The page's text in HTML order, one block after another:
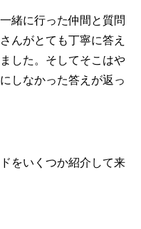
緒に行った仲間と質問
んがとても丁寧に答え
した。そしてそこはや
しなかった答えが返っ
をいくつか紹介して来